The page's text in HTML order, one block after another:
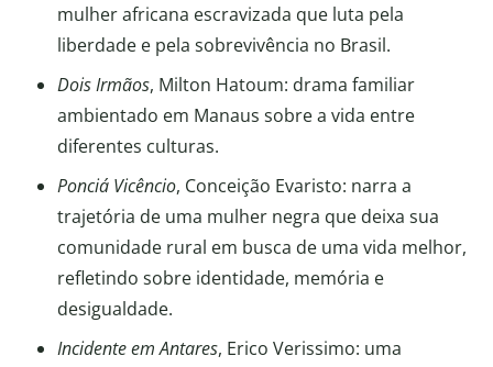
mulher africana escravizada que luta pela
liberdade e pela sobrevivência no Brasil.
Dois Irmãos, Milton Hatoum: drama familiar
ambientado em Manaus sobre a vida entre
diferentes culturas.
Ponciá Vicêncio, Conceição Evaristo: narra a
trajetória de uma mulher negra que deixa sua
comunidade rural em busca de uma vida melhor,
refletindo sobre identidade, memória e
desigualdade.
Incidente em Antares, Erico Verissimo: uma